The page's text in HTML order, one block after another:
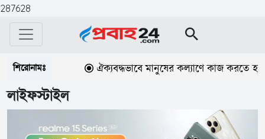
287628
শিরোনামঃ ঐক্যবদ্ধভাবে মানুষের কল্যাণে কাজ করতে হবে:
লাইফস্টাইল